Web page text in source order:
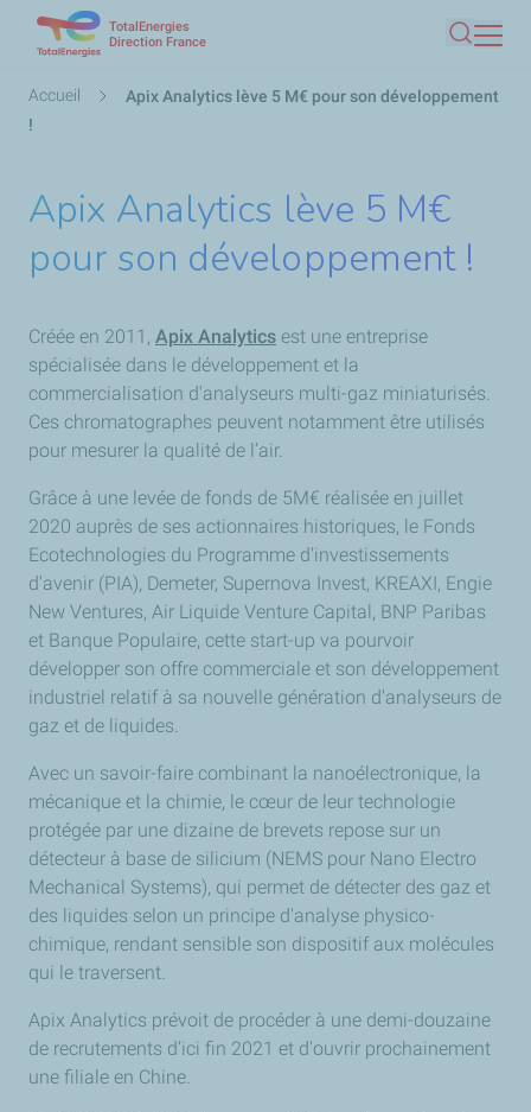
contenu
TotalEnergies
Direction France
Fil
d'Ariane
Accueil
Apix Analytics lève 5 M€ pour son développement
!
Apix Analytics lève 5 M€
pour son développement !
Créée en 2011, Apix Analytics est une entreprise
spécialisée dans le développement et la
commercialisation d'analyseurs multi-gaz miniaturisés.
Ces chromatographes peuvent notamment être utilisés
pour mesurer la qualité de l’air.
Grâce à une levée de fonds de 5M€ réalisée en juillet
2020 auprès de ses actionnaires historiques, le Fonds
Ecotechnologies du Programme d'investissements
d'avenir (PIA), Demeter, Supernova Invest, KREAXI, Engie
New Ventures, Air Liquide Venture Capital, BNP Paribas
et Banque Populaire, cette start-up va pourvoir
développer son offre commerciale et son développement
industriel relatif à sa nouvelle génération d'analyseurs de
gaz et de liquides.
Avec un savoir-faire combinant la nanoélectronique, la
mécanique et la chimie, le cœur de leur technologie
protégée par une dizaine de brevets repose sur un
détecteur à base de silicium (NEMS pour Nano Electro
Mechanical Systems), qui permet de détecter des gaz et
des liquides selon un principe d'analyse physico-
chimique, rendant sensible son dispositif aux molécules
qui le traversent.
Apix Analytics prévoit de procéder à une demi-douzaine
de recrutements d’ici fin 2021 et d'ouvrir prochainement
une filiale en Chine.